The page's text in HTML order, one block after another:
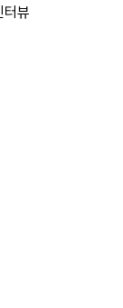
뷰